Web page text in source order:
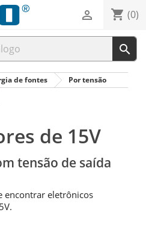
shopping_cart (0)


de fontes
Por tensão
de 15V
tensão de saída
encontrar eletrônicos